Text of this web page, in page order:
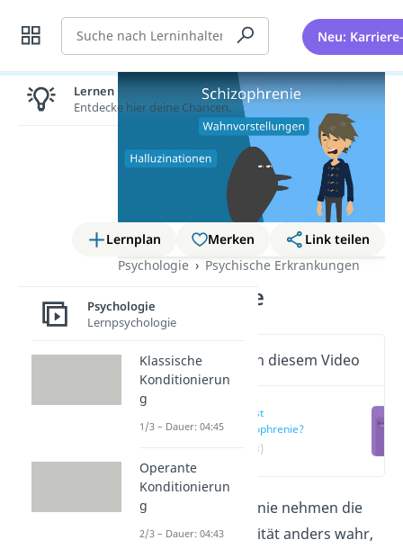
Suche Neu:
Lernplan Merken
Link teilen
Psychologie
Psychische Erkrankungen
Schizophrenie
Wichtige Inhalte in diesem Video
Was ist
Schizophrenie?
(00:13)
Bei einer Schizophrenie nehmen die
Betroffenen die Realität anders wahr,
Lernen lohnt sich!
Entdecke hier deine Chancen.
Psychologie
Lernpsychologie
Klassische
Konditionierun
g
1/3 – Dauer: 04:45
Operante
Konditionierun
g
2/3 – Dauer: 04:43